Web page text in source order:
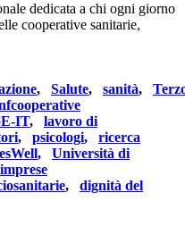
dedicata a chi ogni giorno
cooperative sanitarie,
, Salute, sanità,
IT, lavoro di
, psicologi, ricerca
, Università di
imprese
, dignità del